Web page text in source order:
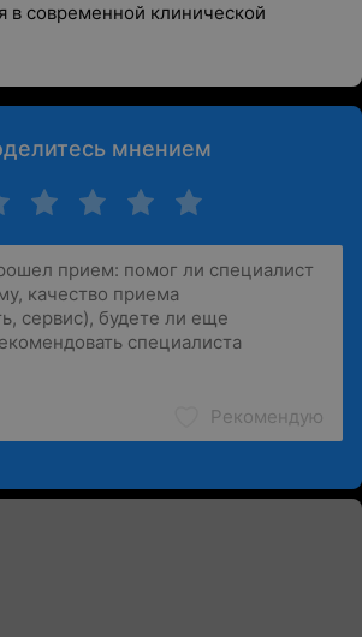
в современной клинической
мнением
Рекомендую